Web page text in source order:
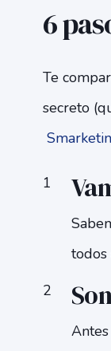
6
Te
secreto
todos